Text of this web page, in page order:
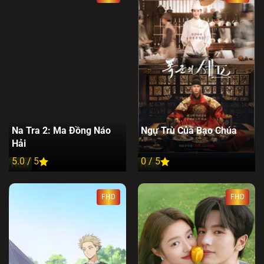
New
Na Tra 2: Ma Đồng Náo
Hải
5.0 / 5
New
Ngự Trù Của Bạo Chúa
0 / 5
FHD FHD